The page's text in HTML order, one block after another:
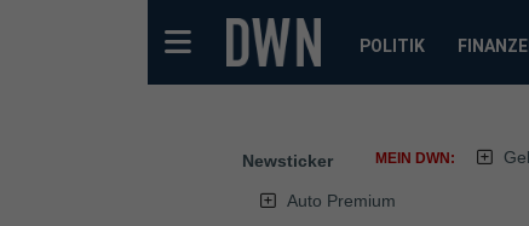
POLITIK
Newsticker MEIN DWN:
Auto Premium